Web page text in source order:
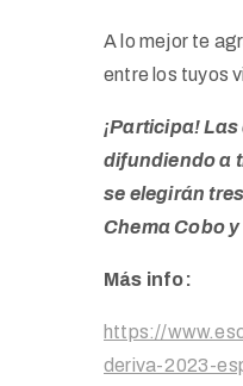
A lo mejor te
entre los tuyos
¡Participa!
difundiendo a
se elegirán
Chema Cobo
Más info:
https://
deriva-2023-